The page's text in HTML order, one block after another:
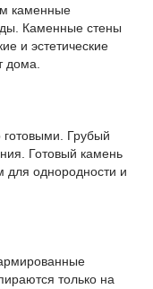
каменные
Каменные стены
и эстетические
дома.
Грубый
Готовый камень
для однородности и
только на